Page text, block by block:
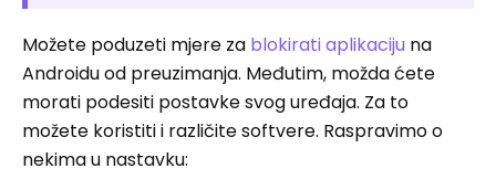
Možete poduzeti mjere za blokirati aplikaciju na
Androidu od preuzimanja. Međutim, možda ćete
morati podesiti postavke svog uređaja. Za to
možete koristiti i različite softvere. Raspravimo o
nekima u nastavku: